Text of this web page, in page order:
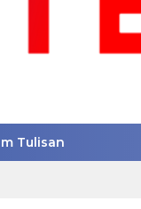
Tulisan